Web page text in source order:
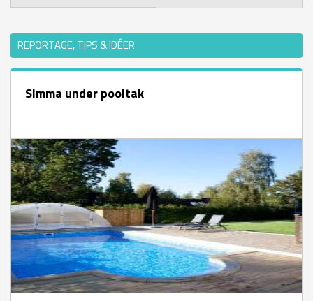
REPORTAGE, TIPS & IDÉER
Simma under pooltak